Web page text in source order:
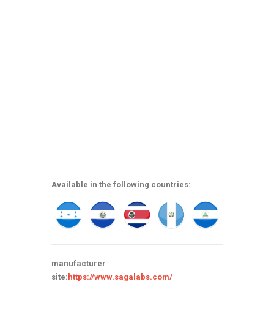
Available in the following countries:
manufacturer
site: https://www.sagalabs.com/